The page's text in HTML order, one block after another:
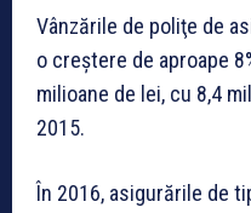
Vânzările de poliţe de
o creştere de aproape
milioane de lei, cu 8,4
2015.
În 2016, asigurările de